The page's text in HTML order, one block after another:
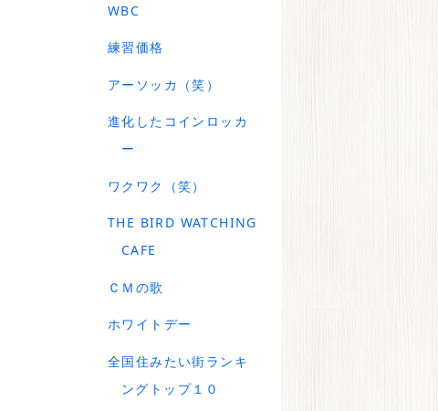
WBC
練習価格
アーソッカ（笑）
進化したコインロッカ
ー
ワクワク（笑）
THE BIRD WATCHING
CAFE
ＣＭの歌
ホワイトデー
全国住みたい街ランキ
ングトップ１０